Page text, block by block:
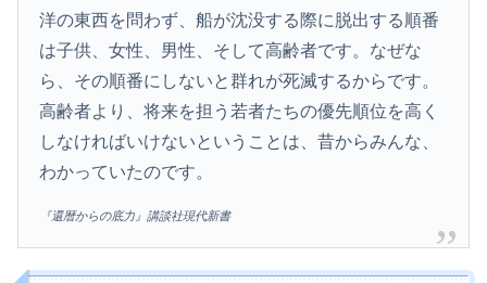
洋の東西を問わず、船が沈没する際に脱出する順番
は子供、女性、男性、そして高齢者です。なぜな
ら、その順番にしないと群れが死滅するからです。
高齢者より、将来を担う若者たちの優先順位を高く
しなければいけないということは、昔からみんな、
わかっていたのです。
『還暦からの底力』講談社現代新書